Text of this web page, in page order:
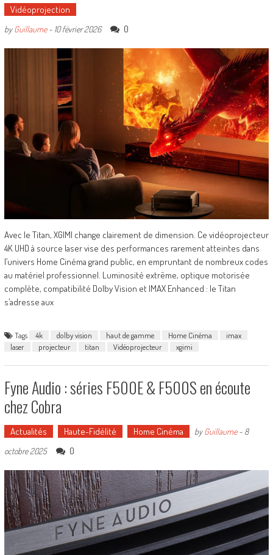
Vidéoprojection
byGuillaume- 10 février 2026 0
Avec le Titan, XGIMI change clairement de dimension. Ce vidéoprojecteur
4K UHD à source laser vise des performances rarement atteintes dans
l’univers Home Cinéma grand public, en empruntant de nombreux codes
au matériel professionnel. Luminosité extrême, optique motorisée
complète, compatibilité Dolby Vision et IMAX Enhanced : le Titan
s’adresse aux
Tags 4k dolby vision haut de gamme Home Cinéma
imax
laser
projecteur titan Vidéoprojecteur xgimi
Fyne Audio : séries F500E & F500S en écoute
chez Cobra
Actualités Haute-Fidélité Home Cinéma byGuillaume- 8
octobre 2025
0